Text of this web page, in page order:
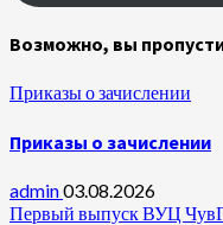
Возможно, вы
Приказы о зачислении
Приказы о зачислении
admin03.08.2026
Первый выпуск ВУЦ